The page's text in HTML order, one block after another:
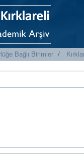
Bağlı Birimler